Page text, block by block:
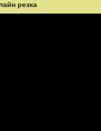
резка